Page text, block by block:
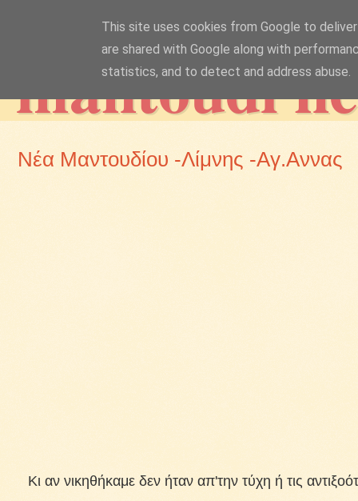
mantoudi
Νέα Μαντουδίου -Λίμνης -Αγ.Αννας
Kι αν νικηθήκαμε δεν ήταν απ'την τύχη ή τις
This site uses cookies from Google to
are shared with Google along with
statistics, and to detect and address abuse.